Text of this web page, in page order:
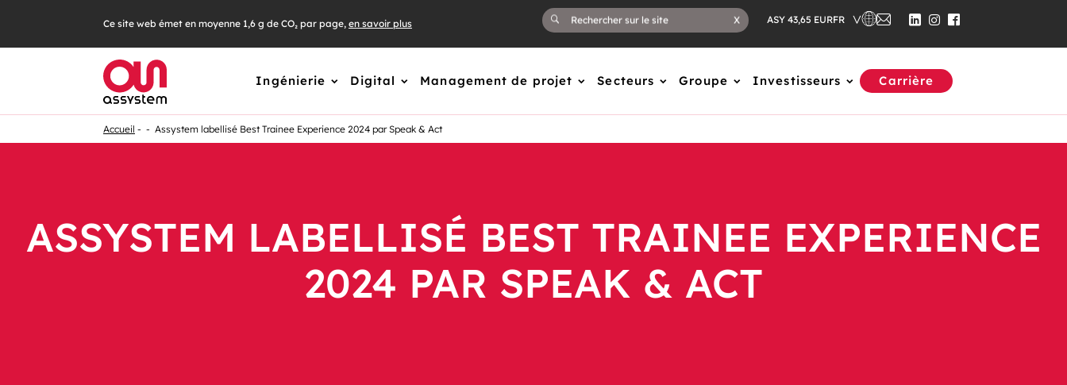
Ce site web émet en moyenne 1,6 g de CO₂ par page, en savoir plus X ASY 43,65 EURFR
Ingénierie Digital Management de projet Secteurs Groupe Investisseurs Carrière
Accueil Assystem labellisé Best Trainee Experience 2024 par Speak & Act
ASSYSTEM LABELLISÉ BEST TRAINEE EXPERIENCE
2024 PAR SPEAK & ACT